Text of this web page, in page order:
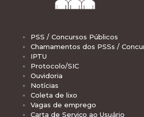
PSS / Concursos Públicos
Chamamentos dos PSSs /
IPTU
Protocolo/SIC
Ouvidoria
Notícias
Coleta de lixo
Vagas de emprego
Carta de Serviço ao Usuário